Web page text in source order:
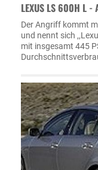
LEXUS LS 600H L -
Der Angriff kommt
und nennt sich
mit insgesamt 445